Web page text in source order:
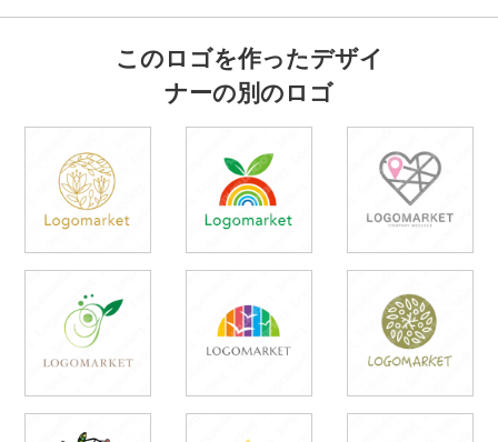
このロゴを作ったデザイ
ナーの別のロゴ